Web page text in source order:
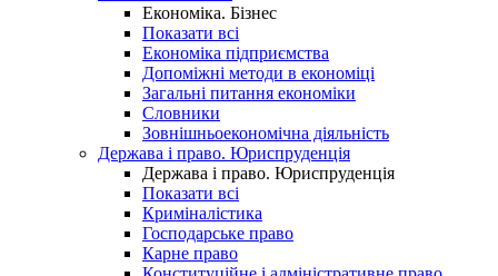
Економіка. Бізнес
Показати всі
Економіка підприємства
Допоміжні методи в економіці
Загальні питання економіки
Словники
Зовнішньоекономічна діяльність
Держава і право. Юриспруденція
Держава і право. Юриспруденція
Показати всі
Криміналістика
Господарське право
Карне право